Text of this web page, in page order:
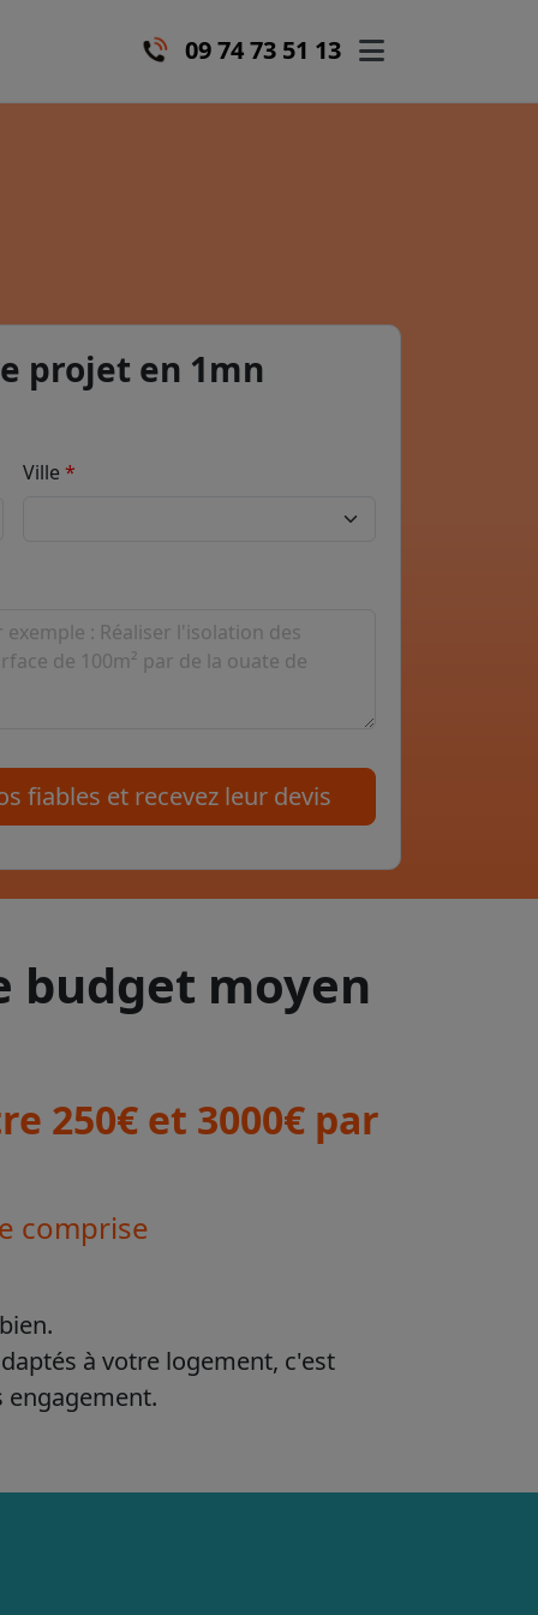
09 74 73 51 13
projet en 1mn
Ville
fiables et recevez leur devis
budget moyen
250€ et 3000€ par
comprise
à votre logement, c'est
engagement.